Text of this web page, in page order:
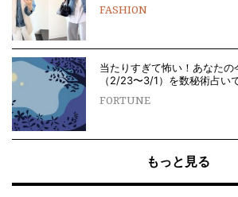
FASHION
当たりすぎて怖い！あなたの
（2/23〜3/1）を数秘術占い
FORTUNE
もっと見る